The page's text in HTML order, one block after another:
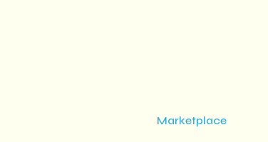
Marketplace